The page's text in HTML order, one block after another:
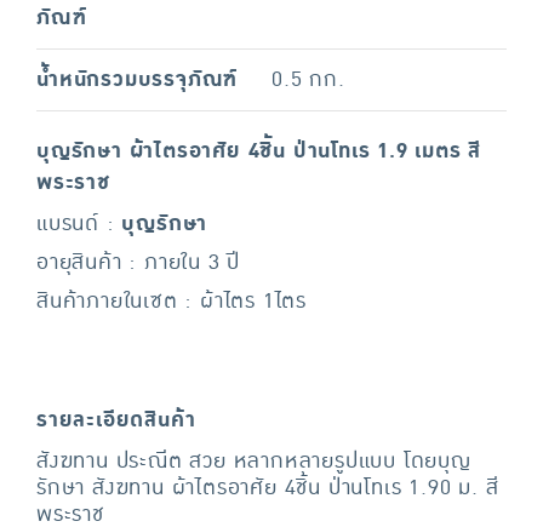
ภัณฑ์
น้ำหนักรวมบรรจุภัณฑ์ 0.5 กก.
บุญรักษา ผ้าไตรอาศัย 4ชิ้น ป่านโทเร 1.9 เมตร สี
พระราช
แบรนด์ : บุญรักษา
อายุสินค้า : ภายใน 3 ปี
สินค้าภายในเซต : ผ้าไตร 1ไตร
รายละเอียดสินค้า
สังฆทาน ประณีต สวย หลากหลายรูปแบบ โดยบุญ
รักษา สังฆทาน ผ้าไตรอาศัย 4ชิ้น ป่านโทเร 1.90 ม. สี
พระราช